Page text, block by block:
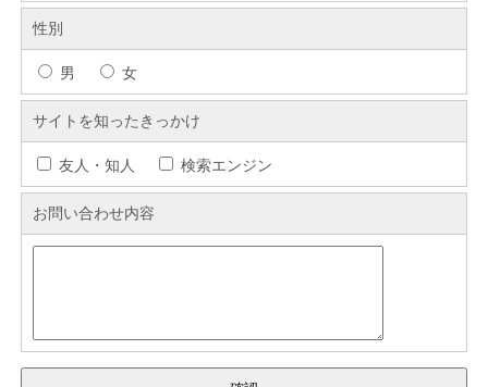
性別
男 女
サイトを知ったきっかけ
友人・知人 検索エンジン
お問い合わせ内容